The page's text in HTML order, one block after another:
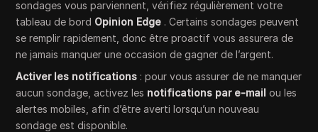
sondages vous parviennent, vérifiez régulièrement votre
tableau de bord Opinion Edge . Certains sondages peuvent
se remplir rapidement, donc être proactif vous assurera de
ne jamais manquer une occasion de gagner de l’argent.
Activer les notifications : pour vous assurer de ne manquer
aucun sondage, activez les notifications par e-mail ou les
alertes mobiles, afin d’être averti lorsqu’un nouveau
sondage est disponible.